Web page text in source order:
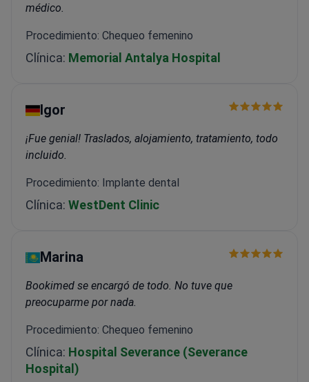
médico.
Procedimiento: Chequeo femenino
Clínica: Memorial Antalya Hospital
Igor
¡Fue genial! Traslados, alojamiento, tratamiento, todo
incluido.
Procedimiento: Implante dental
Clínica: WestDent Clinic
Marina
Bookimed se encargó de todo. No tuve que
preocuparme por nada.
Procedimiento: Chequeo femenino
Clínica: Hospital Severance (Severance
Hospital)